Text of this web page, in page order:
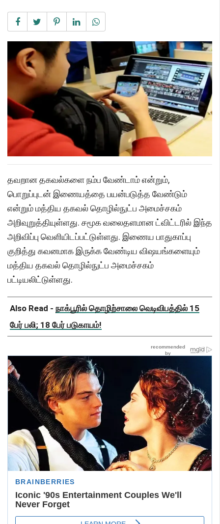
தவறான தகவல்களை நம்ப வேண்டாம் என்றும்,
பொறுப்புடன் இணையத்தை பயன்படுத்த வேண்டும்
என்றும் மத்திய தகவல் தொழில்நுட்ப அமைச்சகம்
அறிவுறுத்தியுள்ளது. சமூக வலைதளமான ட்விட்டரில் இந்த
அறிவிப்பு வெளியிடப்பட்டுள்ளது. இணைய பாதுகாப்பு
குறித்து கவனமாக இருக்க வேண்டிய விஷயங்களையும்
மத்திய தகவல் தொழில்நுட்ப அமைச்சகம்
பட்டியலிட்டுள்ளது.
Also Read - நாக்பூரில் தொழிற்சாலை வெடிவிபத்தில் 15
பேர் பலி; 18 பேர் படுகாயம்!